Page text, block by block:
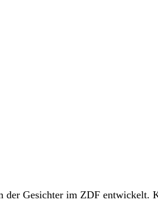
der Gesichter im ZDF